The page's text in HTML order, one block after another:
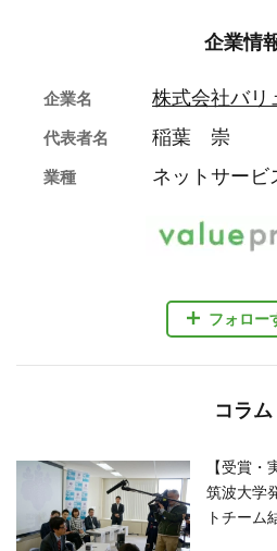
企業情
フォロー
企業名 株式会社バリ
代表者名 稲葉 崇
業種 ネットサービ
コラム
【受賞・
筑波大学
トチーム